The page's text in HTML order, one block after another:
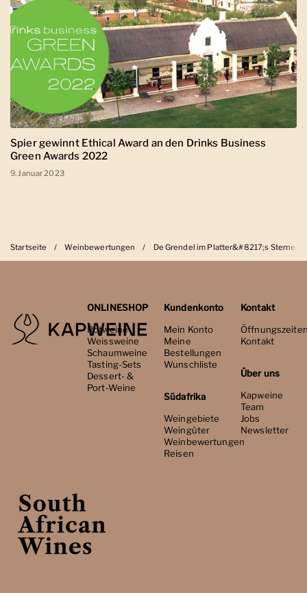
Spier gewinnt Ethical Award an den Drinks Business
Green Awards 2022
9. Januar 2023
Startseite / Weinbewertungen / De Grendel im Platter&#8217;s
ONLINESHOP
Rotweine
Weissweine
Schaumweine
Tasting-Sets
Dessert- &
Port-Weine
Kundenkonto
Mein Konto
Meine
Bestellungen
Wunschliste
Südafrika
Weingebiete
Weingüter
Weinbewertungen
Reisen
Kontakt
Kontakt
Über uns
Kapweine
Team
Jobs
Newsletter